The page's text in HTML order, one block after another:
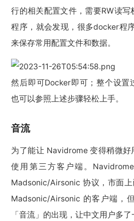
行的相关配置文件，需要RW读
程序，就会发现，很多docker程
来保存常用配置文件和数据。
然后即可Docker即可；整个设置
也可以参照上述步骤轻松上手。
音流
为了能让 Navidrome 变得稍微
使用第三方客户端。
Mad­sonic/​Air­sonic 协议，市面
Mad­sonic/​Air­sonic 的客户端，
「音流」的出现，让中文用户多了